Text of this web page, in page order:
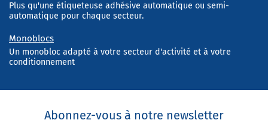
Plus qu'une étiqueteuse adhésive automatique ou semi-
automatique pour chaque secteur.
Monoblocs
Un monobloc adapté à votre secteur d'activité et à votre
conditionnement
Abonnez-vous à notre newsletter